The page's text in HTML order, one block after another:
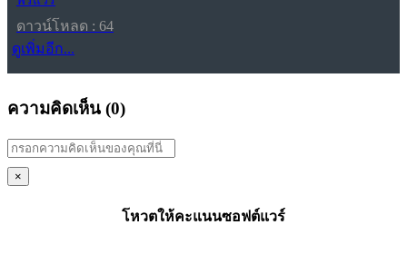
ดาวน์โหลด : 64
ดูเพิ่มอีก...
ความคิดเห็น (0)
×
โหวตให้คะแนนซอฟต์แวร์